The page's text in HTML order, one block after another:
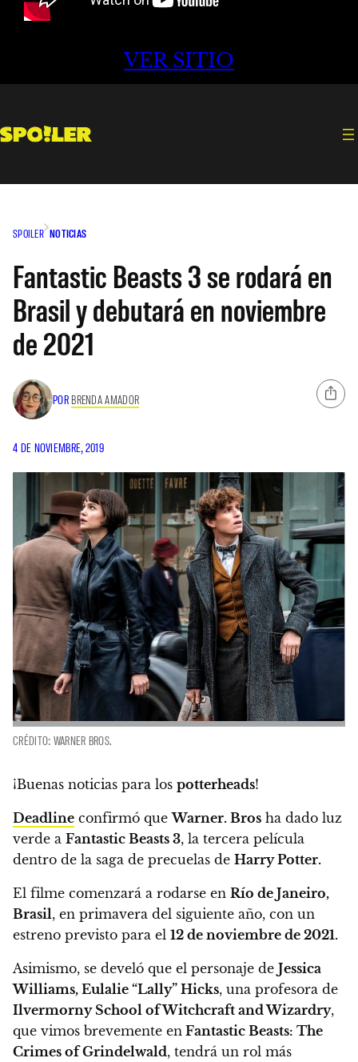
VER SITIO
SPOILER NOTICIAS
Fantastic Beasts 3 se rodará en
Brasil y debutará en noviembre
de 2021
POR BRENDA AMADOR
4 DE NOVIEMBRE, 2019
CRÉDITO: WARNER BROS.
¡Buenas noticias para los potterheads!
Deadline confirmó queWarner. Bros ha dado luz
verde a Fantastic Beasts 3, la tercera película
dentro de la saga de precuelas de Harry Potter.
El filme comenzará a rodarse en Río de Janeiro,
Brasil, en primavera del siguiente año, con un
estreno previsto para el 12 de noviembre de 2021.
Asimismo, se develó que el personaje de Jessica
Williams, Eulalie “Lally” Hicks, una profesora de
Ilvermorny School of Witchcraft and Wizardry,
que vimos brevemente en Fantastic Beasts: The
Crimes of Grindelwald, tendrá un rol más